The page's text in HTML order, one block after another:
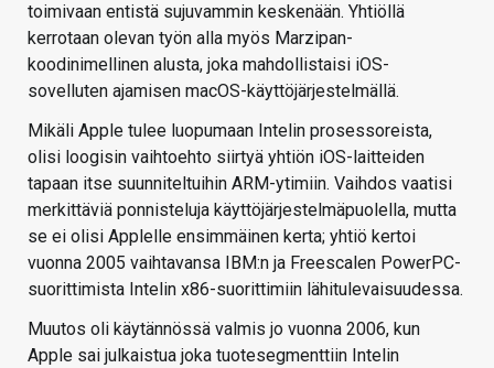
toimivaan entistä sujuvammin keskenään. Yhtiöllä
kerrotaan olevan työn alla myös Marzipan-
koodinimellinen alusta, joka mahdollistaisi iOS-
sovelluten ajamisen macOS-käyttöjärjestelmällä.
Mikäli Apple tulee luopumaan Intelin prosessoreista,
olisi loogisin vaihtoehto siirtyä yhtiön iOS-laitteiden
tapaan itse suunniteltuihin ARM-ytimiin. Vaihdos vaatisi
merkittäviä ponnisteluja käyttöjärjestelmäpuolella, mutta
se ei olisi Applelle ensimmäinen kerta; yhtiö kertoi
vuonna 2005 vaihtavansa IBM:n ja Freescalen PowerPC-
suorittimista Intelin x86-suorittimiin lähitulevaisuudessa.
Muutos oli käytännössä valmis jo vuonna 2006, kun
Apple sai julkaistua joka tuotesegmenttiin Intelin